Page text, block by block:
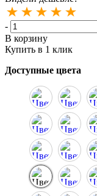
-
В корзину
Купить в 1 клик
Доступные цвета